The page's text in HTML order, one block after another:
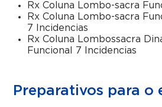
Rx Coluna Lombo-sacra
Rx Coluna Lombo-sacra
7 Incidencias
Rx Coluna Lombossacra
Funcional 7 Incidencias
Preparativos para o